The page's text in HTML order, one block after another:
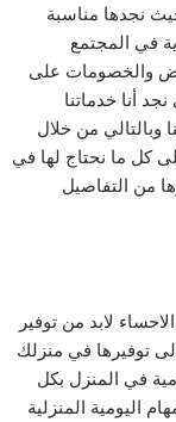
نجدها مناسبة
في المجتمع
والخصومات على
أنا خدماتنا
وبالتالي من خلال
كل ما نحتاج لها في
من التفاصيل
لابد من توفير
توفيرها في منزلك
في المنزل بكل
اليومية المنزلية